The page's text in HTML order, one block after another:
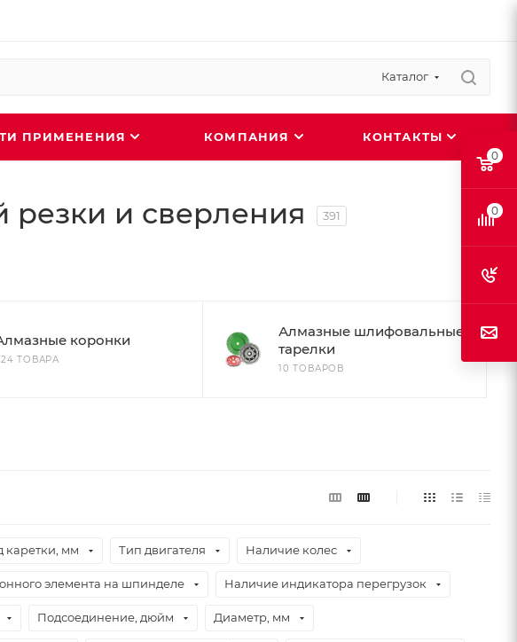
Каталог
ПРИМЕНЕНИЯ КОМПАНИЯ КОНТАКТЫ
резки и сверления 391
коронки
ТОВАРА
Алмазные шлифовальные
тарелки
10 ТОВАРОВ
каретки, мм Тип двигателя Наличие колес
элемента на шпинделе Наличие индикатора перегрузок
Подсоединение, дюйм Диаметр, мм
0
0